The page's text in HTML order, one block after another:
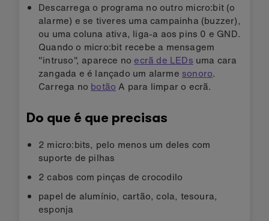
Descarrega o programa no outro micro:bit (o
alarme) e se tiveres uma campainha (buzzer),
ou uma coluna ativa, liga-a aos pins 0 e GND.
Quando o micro:bit recebe a mensagem
"intruso", aparece no ecrã de LEDs uma cara
zangada e é lançado um alarme sonoro.
Carrega no botão A para limpar o ecrã.
Do que é que precisas
2 micro:bits, pelo menos um deles com
suporte de pilhas
2 cabos com pinças de crocodilo
papel de alumínio, cartão, cola, tesoura,
esponja